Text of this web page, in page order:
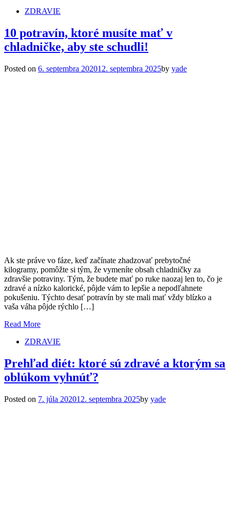
ZDRAVIE
10 potravín, ktoré musíte mať v
chladničke, aby ste schudli!
Posted on 6. septembra 202012. septembra 2025by yade
Ak ste práve vo fáze, keď začínate zhadzovať prebytočné
kilogramy, pomôžte si tým, že vymeníte obsah chladničky za
zdravšie potraviny. Tým, že budete mať po ruke naozaj len to, čo je
zdravé a nízko kalorické, pôjde vám to lepšie a nepodľahnete
pokušeniu. Týchto desať potravín by ste mali mať vždy blízko a
vaša váha pôjde rýchlo […]
Read More
ZDRAVIE
Prehľad diét: ktoré sú zdravé a ktorým sa
oblúkom vyhnúť?
Posted on 7. júla 202012. septembra 2025by yade